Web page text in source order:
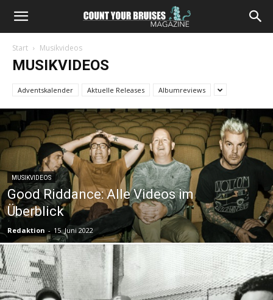
Start Musikvideos
MUSIKVIDEOS
Adventskalender Aktuelle Releases Albumreviews
MUSIKVIDEOS
Good Riddance: Alle Videos im
Überblick
Redaktion - 15. Juni 2022